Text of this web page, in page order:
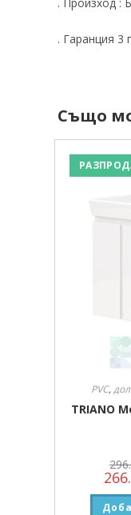
. Гаранция 3
Също
PVC,
TRIANO